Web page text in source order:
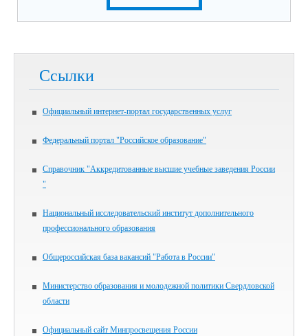
Ссылки
Официальный интернет-портал государственных услуг
Федеральный портал "Российское образование"
Справочник "Аккредитованные высшие учебные заведения России
"
Национальный исследовательский институт дополнительного
профессионального образования
Общероссийская база вакансий "Работа в России"
Министерство образования и молодежной политики Свердловской
области
Официальный сайт Минпросвещения России